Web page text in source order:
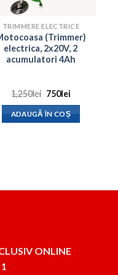
TRIMMERE ELECTRICE
(Trimmer)
electrica, 2x20V, 2
acumulatori 4Ah
1,250lei Prețul
a
fost:
750leiPrețul
este:
750lei.
ADAUGĂ ÎN COȘ
ONLINE